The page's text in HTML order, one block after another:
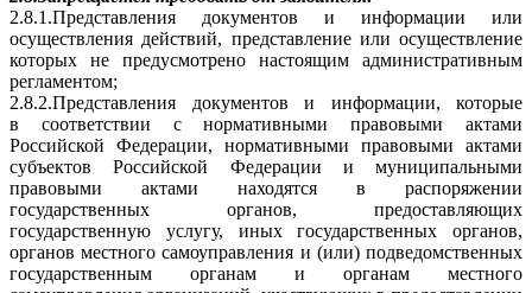
2.8.1.Представления документов и информации или
осуществления действий, представление или осуществление
которых не предусмотрено настоящим административным
регламентом;
2.8.2.Представления документов и информации, которые
в соответствии с нормативными правовыми актами
Российской Федерации, нормативными правовыми актами
субъектов Российской Федерации и муниципальными
правовыми актами находятся в распоряжении
государственных органов, предоставляющих
государственную услугу, иных государственных органов,
органов местного самоуправления и (или) подведомственных
государственным органам и органам местного